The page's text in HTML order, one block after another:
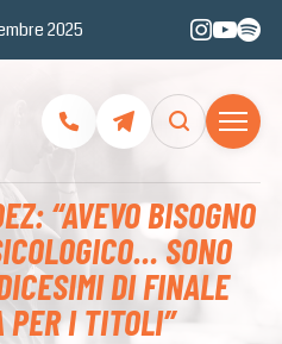
2025
“AVEVO BISOGNO
SONO
DI FINALE
PER I TITOLI”